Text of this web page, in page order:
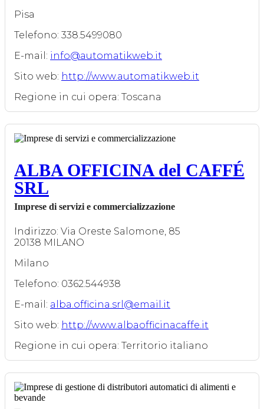
Pisa
Telefono: 338.5499080
E-mail: info@automatikweb.it
Sito web: http://www.automatikweb.it
Regione in cui opera: Toscana
ALBA OFFICINA del CAFFÉ
SRL
Imprese di servizi e commercializzazione
Indirizzo: Via Oreste Salomone, 85
20138 MILANO
Milano
Telefono: 0362.544938
E-mail: alba.officina.srl@email.it
Sito web: http://www.albaofficinacaffe.it
Regione in cui opera: Territorio italiano